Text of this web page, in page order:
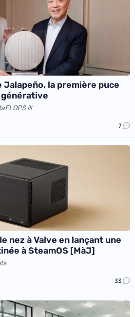
Jalapeño, la première puce
générative
!!!
7
nez à Valve en lançant une
à SteamOS [MàJ]
33